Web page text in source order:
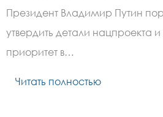
Президент Владимир Путин
утвердить детали нацпроекта и
приоритет в…
Читать полностью